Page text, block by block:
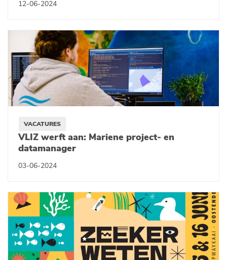
12-06-2024
VACATURES
VLIZ werft aan: Mariene project- en
datamanager
03-06-2024